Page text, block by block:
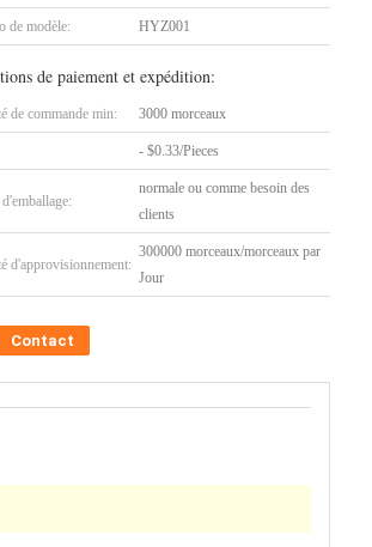
de modèle: HYZ001
de paiement et expédition:
de commande min: 3000 morceaux
- $0.33/Pieces
normale ou comme besoin des
clients
d'approvisionnement:
300000 morceaux/morceaux par
Jour
Contact